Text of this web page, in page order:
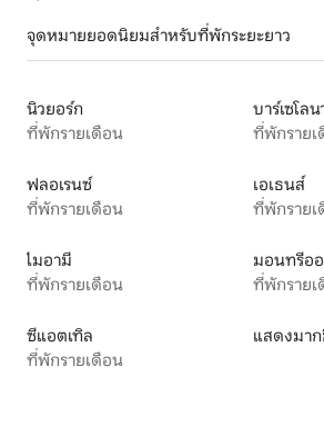
จุดหมายยอดนิยมสำหรับที่พักระยะยาว
นิวยอร์ก
ที่พักรายเดือน
บาร์เซโลน
ที่พักราย
ฟลอเรนซ์
ที่พักรายเดือน
เอเธนส์
ที่พักราย
ไมอามี
ที่พักรายเดือน
มอนทรีอ
ที่พักราย
ซีแอตเทิล
ที่พักรายเดือน
แสดงมา